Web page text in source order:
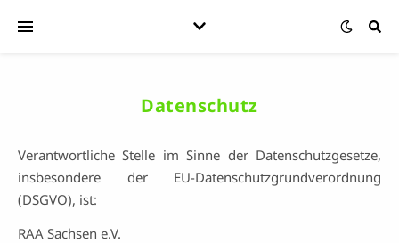
Datenschutz
Verantwortliche Stelle im Sinne der Datenschutzgesetze,
insbesondere der EU-Datenschutzgrundverordnung
(DSGVO), ist:
RAA Sachsen e.V.